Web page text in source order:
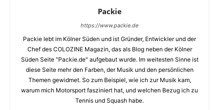
Packie
https://www.packie.de
Packie lebt im Kölner Süden und ist Gründer, Entwickler und der
Chef des COLOZINE Magazin, das als Blog neben der Kölner
Süden Seite "Packie.de" aufgebaut wurde. Im weitesten Sinne ist
diese Seite mehr den Farben, der Musik und den persönlichen
Themen gewidmet. So zum Beispiel, wie ich zur Musik kam,
warum mich Motorsport fasziniert hat, und welchen Bezug ich zu
Tennis und Squash habe.